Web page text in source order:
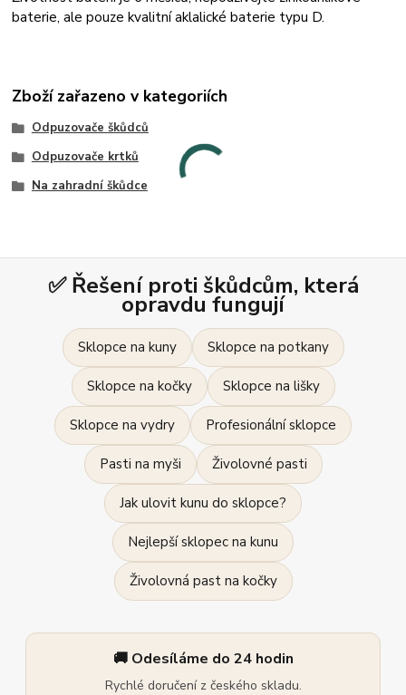
baterie, ale pouze kvalitní aklalické baterie typu D.
Zboží zařazeno v kategoriích
Odpuzovače škůdců
Odpuzovače krtků
Na zahradní škůdce
✅ Řešení proti škůdcům, která
opravdu fungují
Sklopce na kuny Sklopce na potkany
Sklopce na kočky Sklopce na lišky
Sklopce na vydry Profesionální sklopce
Pasti na myši Živolovné pasti
Jak ulovit kunu do sklopce?
Nejlepší sklopec na kunu
Živolovná past na kočky
🚚 Odesíláme do 24 hodin
Rychlé doručení z českého skladu.